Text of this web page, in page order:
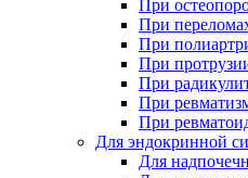
При
При
При
При
При
При
При
Для эндокринной
Для